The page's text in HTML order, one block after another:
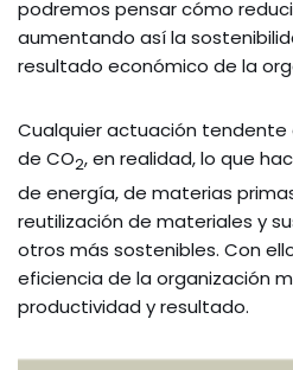
podremos pensar cómo
aumentando así la
resultado económico de la
Cualquier actuación tendente
de CO2, en realidad, lo que
de energía, de materias
reutilización de materiales y
otros más sostenibles. Con
eficiencia de la organización
productividad y resultado.